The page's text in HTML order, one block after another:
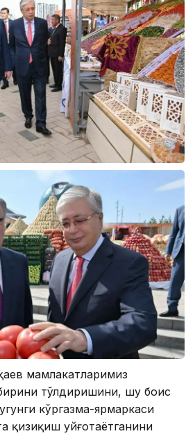
мамлакатларимиз
тўлдиришини, шу боис
кўргазма-ярмаркаси
қизиқиш уйғотаётганини